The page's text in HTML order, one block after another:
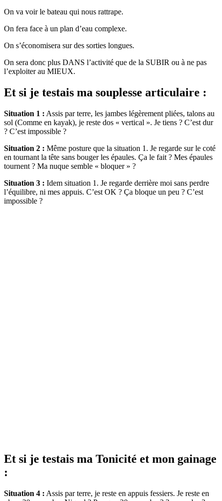
On va voir le bateau qui nous rattrape.
On fera face à un plan d’eau complexe.
On s’économisera sur des sorties longues.
On sera donc plus DANS l’activité que de la SUBIR ou à ne pas
l’exploiter au MIEUX.
Et si je testais ma souplesse articulaire :
Situation 1 : Assis par terre, les jambes légèrement pliées, talons au
sol (Comme en kayak), je reste dos « vertical ». Je tiens ? C’est dur
? C’est impossible ?
Situation 2 : Même posture que la situation 1. Je regarde sur le coté
en tournant la tête sans bouger les épaules. Ça le fait ? Mes épaules
tournent ? Ma nuque semble « bloquer » ?
Situation 3 : Idem situation 1. Je regarde derrière moi sans perdre
l’équilibre, ni mes appuis. C’est OK ? Ça bloque un peu ? C’est
impossible ?
Et si je testais ma Tonicité et mon gainage
:
Situation 4 : Assis par terre, je reste en appuis fessiers. Je reste en